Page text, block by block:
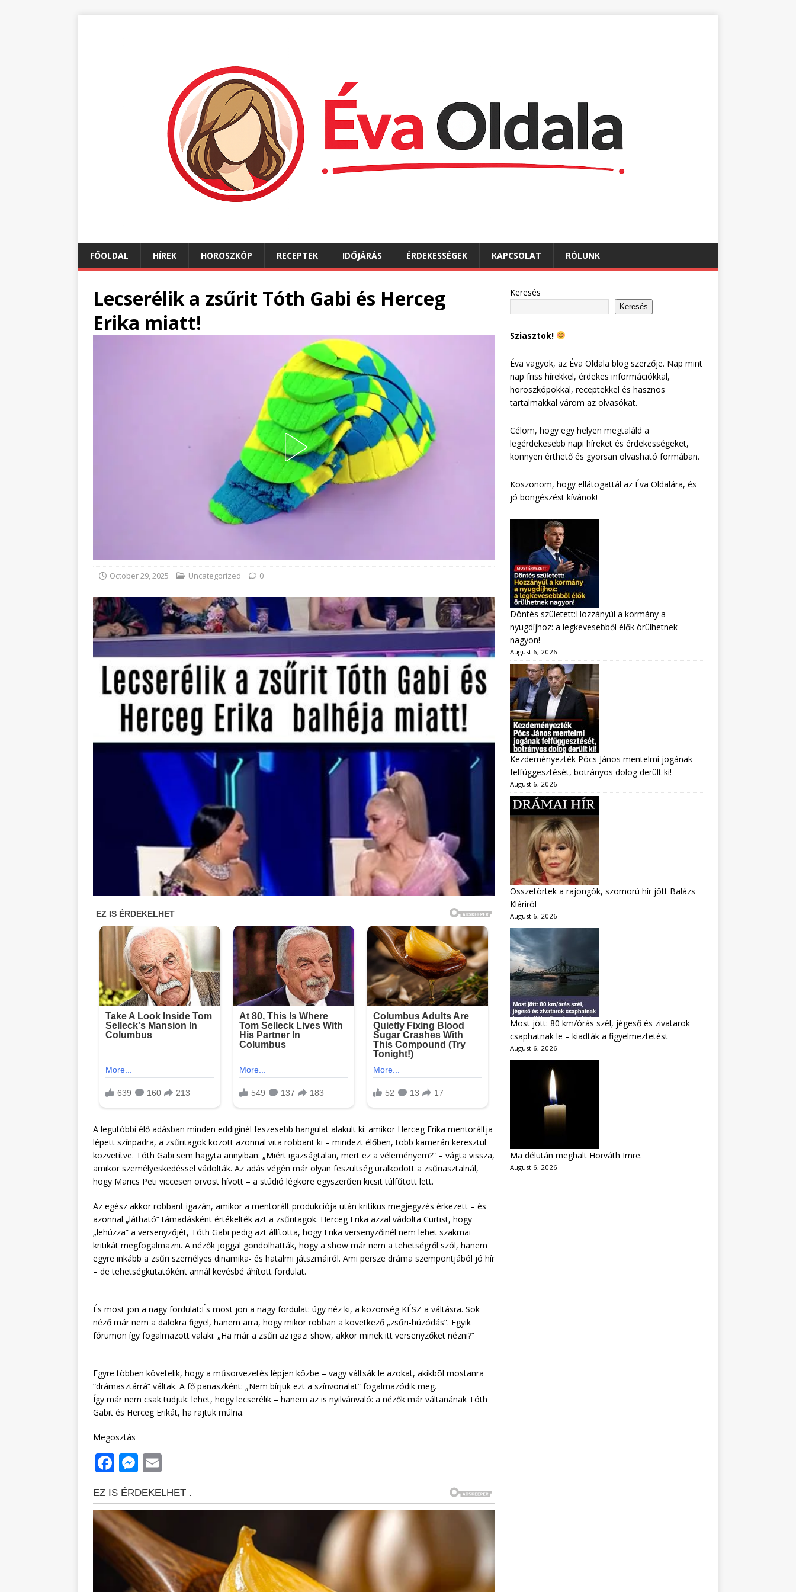
FŐOLDAL HÍREK HOROSZKÓP RECEPTEK IDŐJÁRÁS ÉRDEKESSÉGEK KAPCSOLAT RÓLUNK
Lecserélik a zsűrit Tóth Gabi és Herceg
Erika miatt!
October 29, 2025 Uncategorized 0
A legutóbbi élő adásban minden eddiginél feszesebb hangulat alakult ki: amikor Herceg Erika mentoráltja
lépett színpadra, a zsűritagok között azonnal vita robbant ki – mindezt élőben, több kamerán keresztül
közvetítve. Tóth Gabi sem hagyta annyiban: „Miért igazságtalan, mert ez a véleményem?” – vágta vissza,
amikor személyeskedéssel vádolták. Az adás végén már olyan feszültség uralkodott a zsűriasztalnál,
hogy Marics Peti viccesen orvost hívott – a stúdió légköre egyszerűen kicsit túlfűtött lett.
Az egész akkor robbant igazán, amikor a mentorált produkciója után kritikus megjegyzés érkezett – és
azonnal „látható” támadásként értékelték azt a zsűritagok. Herceg Erika azzal vádolta Curtist, hogy
„lehúzza” a versenyzőjét, Tóth Gabi pedig azt állította, hogy Erika versenyzőinél nem lehet szakmai
kritikát megfogalmazni. A nézők joggal gondolhatták, hogy a show már nem a tehetségről szól, hanem
egyre inkább a zsűri személyes dinamika- és hatalmi játszmáiról. Ami persze dráma szempontjából jó hír
– de tehetségkutatóként annál kevésbé áhított fordulat.
És most jön a nagy fordulat:És most jön a nagy fordulat: úgy néz ki, a közönség KÉSZ a váltásra. Sok
néző már nem a dalokra figyel, hanem arra, hogy mikor robban a következő „zsűri-húzódás”. Egyik
fórumon így fogalmazott valaki: „Ha már a zsűri az igazi show, akkor minek itt versenyzőket nézni?”
Egyre többen követelik, hogy a műsorvezetés lépjen közbe – vagy váltsák le azokat, akikbõl mostanra
“drámasztárrá” váltak. A fő panaszként: „Nem bírjuk ezt a színvonalat” fogalmazódik meg.
Így már nem csak tudjuk: lehet, hogy lecserélik – hanem az is nyilvánvaló: a nézők már váltanának Tóth
Gabit és Herceg Erikát, ha rajtuk múlna.
Megosztás
F
a
c
e
b
o
o
M
ss
e
n
g
e
ai
Keresés
Keresés
Sziasztok!
Éva vagyok, az Éva Oldala blog szerzője. Nap mint
nap friss hírekkel, érdekes információkkal,
horoszkópokkal, receptekkel és hasznos
tartalmakkal várom az olvasókat.
Célom, hogy egy helyen megtaláld a
legérdekesebb napi híreket és érdekességeket,
könnyen érthető és gyorsan olvasható formában.
Köszönöm, hogy ellátogattál az Éva Oldalára, és
jó böngészést kívánok!
Döntés született:Hozzányúl a kormány a
nyugdíjhoz: a legkevesebből élők örülhetnek
nagyon!
August 6, 2026
Kezdeményezték Pócs János mentelmi jogának
felfüggesztését, botrányos dolog derült ki!
August 6, 2026
Összetörtek a rajongók, szomorú hír jött Balázs
Kláriról
August 6, 2026
Most jött: 80 km/órás szél, jégeső és zivatarok
csaphatnak le – kiadták a figyelmeztetést
August 6, 2026
Ma délután meghalt Horváth Imre.
August 6, 2026